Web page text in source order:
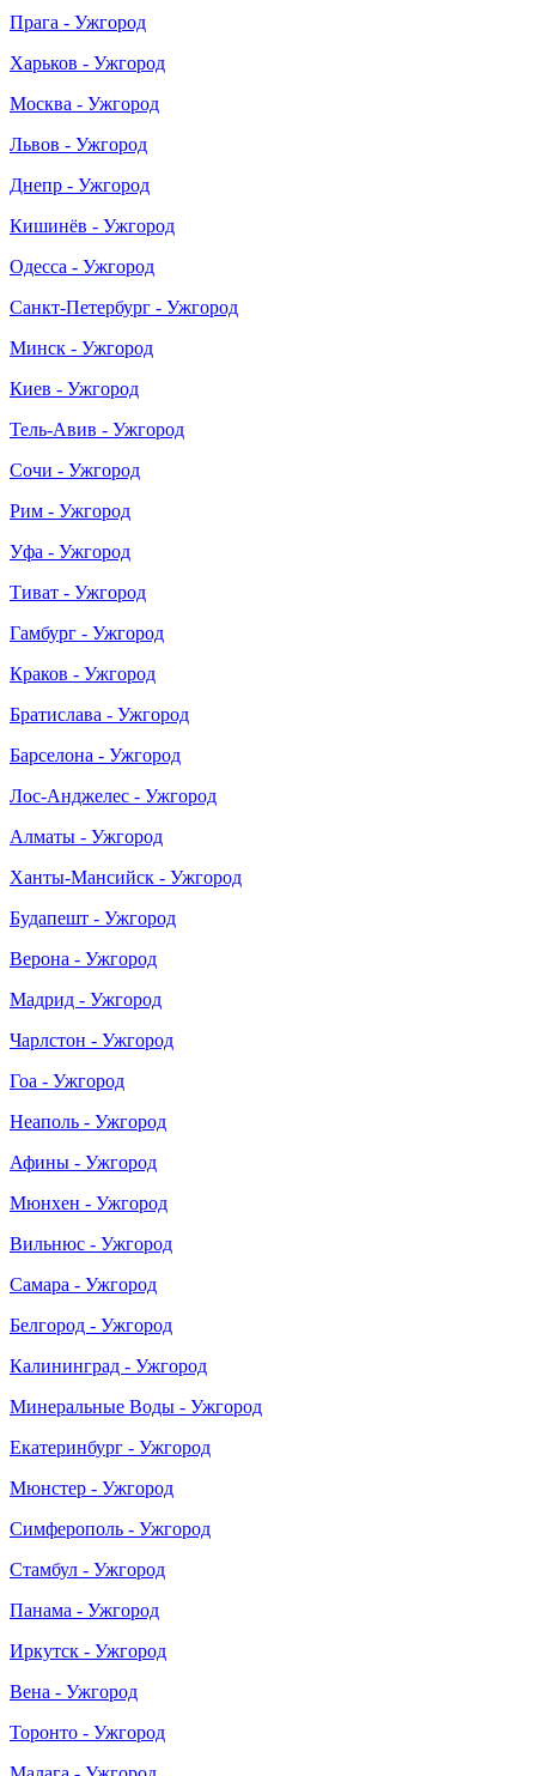
Прага - Ужгород
Харьков - Ужгород
Москва - Ужгород
Львов - Ужгород
Днепр - Ужгород
Кишинёв - Ужгород
Одесса - Ужгород
Санкт-Петербург - Ужгород
Минск - Ужгород
Киев - Ужгород
Тель-Авив - Ужгород
Сочи - Ужгород
Рим - Ужгород
Уфа - Ужгород
Тиват - Ужгород
Гамбург - Ужгород
Краков - Ужгород
Братислава - Ужгород
Барселона - Ужгород
Лос-Анджелес - Ужгород
Алматы - Ужгород
Ханты-Мансийск - Ужгород
Будапешт - Ужгород
Верона - Ужгород
Мадрид - Ужгород
Чарлстон - Ужгород
Гоа - Ужгород
Неаполь - Ужгород
Афины - Ужгород
Мюнхен - Ужгород
Вильнюс - Ужгород
Самара - Ужгород
Белгород - Ужгород
Калининград - Ужгород
Минеральные Воды - Ужгород
Екатеринбург - Ужгород
Мюнстер - Ужгород
Симферополь - Ужгород
Стамбул - Ужгород
Панама - Ужгород
Иркутск - Ужгород
Вена - Ужгород
Торонто - Ужгород